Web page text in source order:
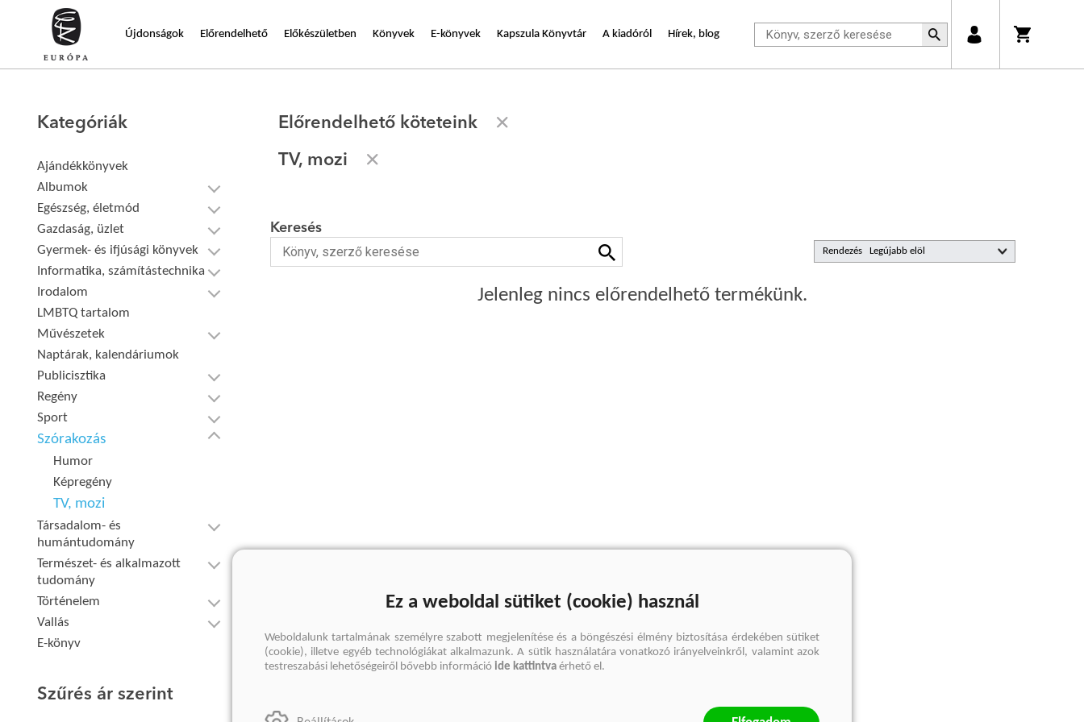
Újdonságok Előrendelhető Előkészületben Könyvek E-könyvek Kapszula Könyvtár A kiadóról Hírek, blog
Kategóriák
Ajándékkönyvek
Albumok
Egészség, életmód
Gazdaság, üzlet
Gyermek- és ifjúsági könyvek
Informatika, számítástechnika
Irodalom
LMBTQ tartalom
Művészetek
Naptárak, kalendáriumok
Publicisztika
Regény
Sport
Szórakozás
Humor
Képregény
TV, mozi
Társadalom- és
humántudomány
Természet- és alkalmazott
tudomány
Történelem
Vallás
E-könyv
Szűrés ár szerint
Előrendelhető köteteink
TV, mozi
Rendezés
Keresés
Jelenleg nincs előrendelhető termékünk.
Ez a weboldal sütiket (cookie) használ
Weboldalunk tartalmának személyre szabott megjelenítése és a böngészési élmény biztosítása érdekében sütiket
(cookie), illetve egyéb technológiákat alkalmazunk. A sütik használatára vonatkozó irányelveinkről, valamint azok
testreszabási lehetőségeiről bővebb információ ide kattintva érhető el.